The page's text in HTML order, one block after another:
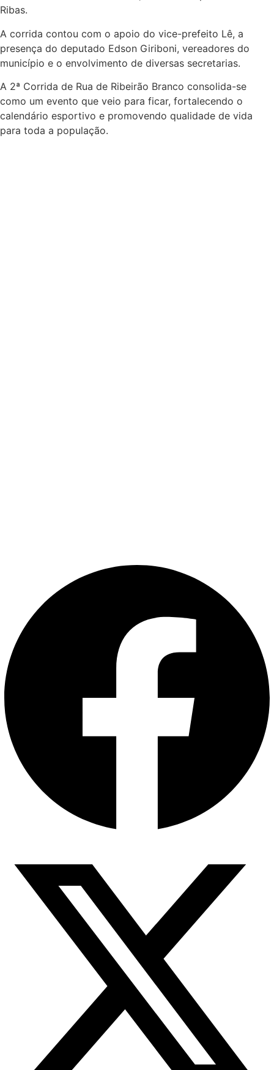
Ribas.
A corrida contou com o apoio do vice-prefeito Lê, a
presença do deputado Edson Giriboni, vereadores do
município e o envolvimento de diversas secretarias.
A 2ª Corrida de Rua de Ribeirão Branco consolida-se
como um evento que veio para ficar, fortalecendo o
calendário esportivo e promovendo qualidade de vida
para toda a população.